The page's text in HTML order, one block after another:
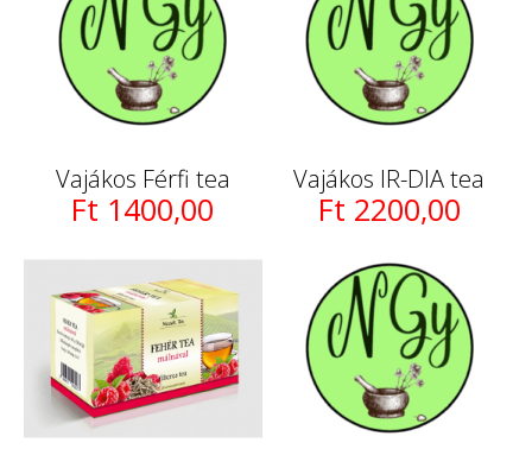
Vajákos Férfi tea
Ft 1400,00
Vajákos IR-DIA tea
Ft 2200,00